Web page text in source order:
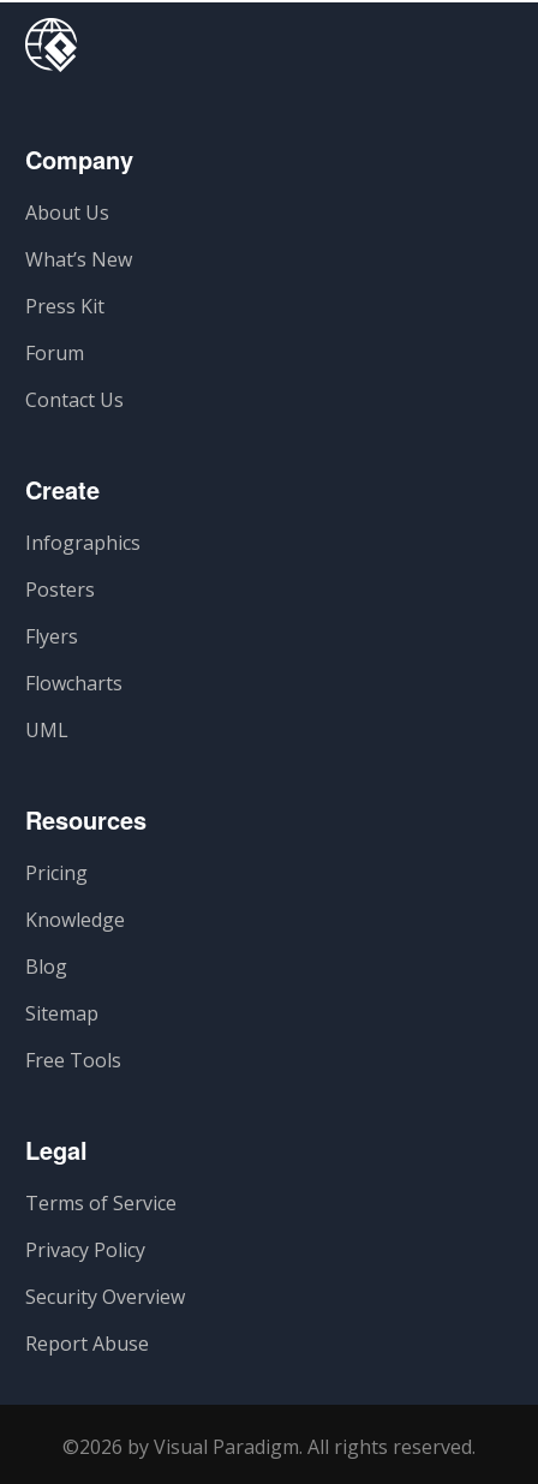
Company
About Us
What’s New
Press Kit
Forum
Contact Us
Create
Infographics
Posters
Flyers
Flowcharts
UML
Resources
Pricing
Knowledge
Blog
Sitemap
Free Tools
Legal
Terms of Service
Privacy Policy
Security Overview
Report Abuse
©2026 by Visual Paradigm. All rights reserved.